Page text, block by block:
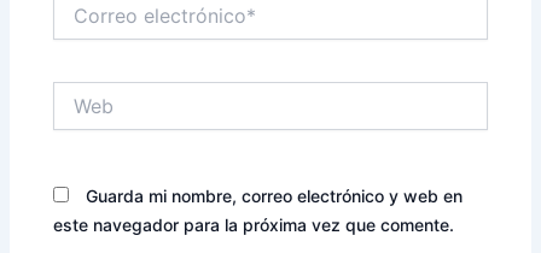
electrónico*
Guarda mi nombre, correo electrónico y web en
este navegador para la próxima vez que comente.